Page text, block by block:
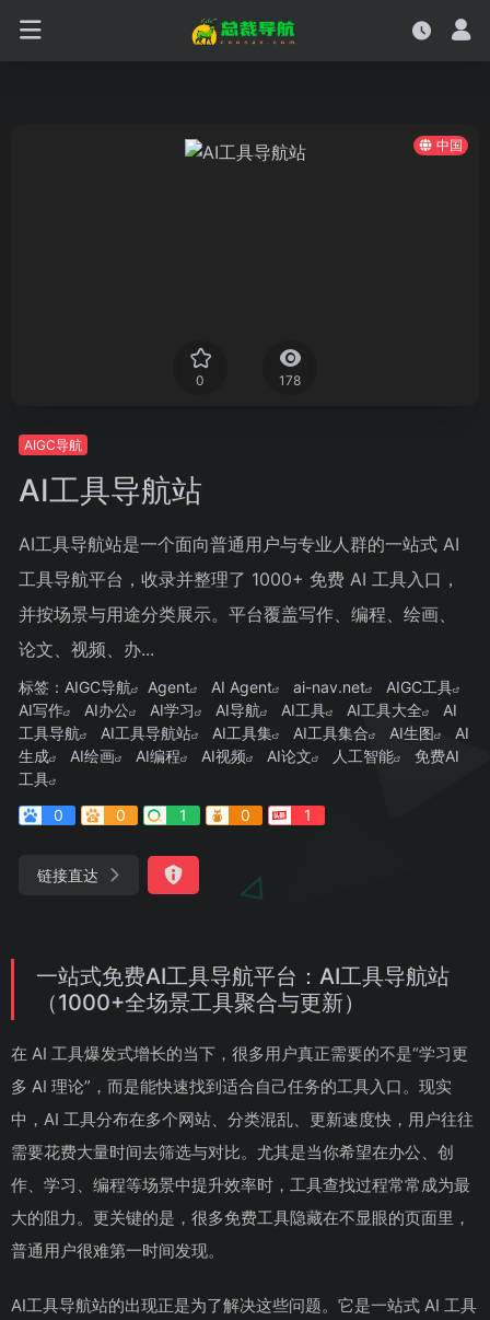
中国
0 178
AIGC导航
AI工具导航站
AI工具导航站是一个面向普通用户与专业人群的一站式 AI
工具导航平台，收录并整理了 1000+ 免费 AI 工具入口，
并按场景与用途分类展示。平台覆盖写作、编程、绘画、
论文、视频、办...
标签： AIGC导航 Agent AI Agent ai-nav.net
AIGC工具
AI写作
AI办公 AI学习 AI导航 AI工具 AI工具大全
AI
工具导航
AI工具导航站 AI工具集 AI工具集合 AI生图
AI
生成
AI绘画 AI编程 AI视频 AI论文 人工智能
免费AI
工具
0
0 1 0 1
链接直达
一站式免费AI工具导航平台：AI工具导航站
（1000+全场景工具聚合与更新）
在 AI 工具爆发式增长的当下，很多用户真正需要的不是“学习更
多 AI 理论”，而是能快速找到适合自己任务的工具入口。现实
中，AI 工具分布在多个网站、分类混乱、更新速度快，用户往往
需要花费大量时间去筛选与对比。尤其是当你希望在办公、创
作、学习、编程等场景中提升效率时，工具查找过程常常成为最
大的阻力。更关键的是，很多免费工具隐藏在不显眼的页面里，
普通用户很难第一时间发现。
AI工具导航站的出现正是为了解决这些问题。它是一站式 AI 工具